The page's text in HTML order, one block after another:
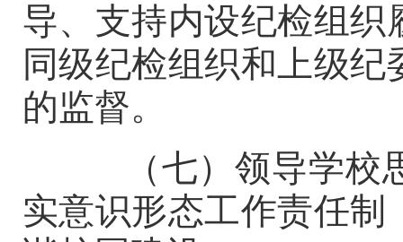
导、支持内设纪检组
同级纪检组织和上级
的监督。
（七）领导学校思
实意识形态工作责任